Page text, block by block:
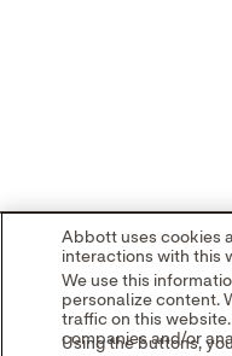
Abbott uses cookies
interactions with this
We use this
personalize content.
traffic on this
companies and/or
Using the buttons,